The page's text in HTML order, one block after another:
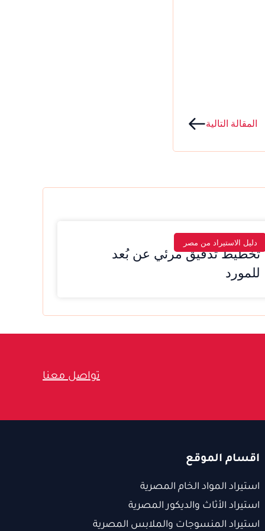
المقالة التاليةNext
دليل الاستيراد من مصر
تخطيط تدقيق مرئي عن بُعد
للمورد
تواصل معنا
اقسام الموقع
استيراد المواد الخام المصرية
استيراد الأثاث والديكور المصرية
استيراد المنسوجات والملابس المصرية